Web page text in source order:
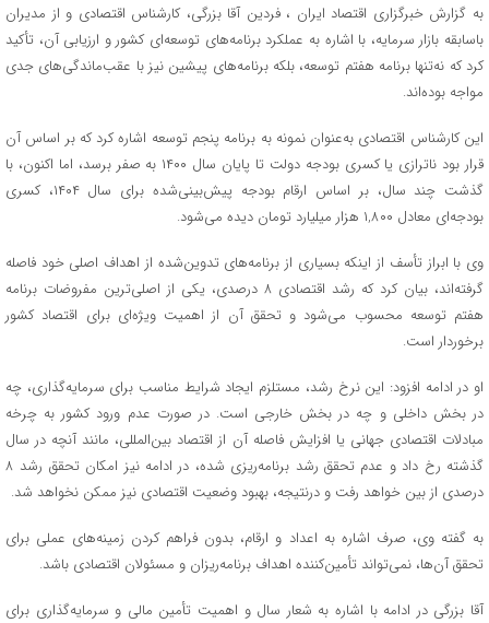
به گزارش خبرگزاری اقتصاد ایران ، فردین آقا بزرگی، کارشناس اقتصادی و از مدیران
باسابقه بازار سرمایه، با اشاره به عملکرد برنامه‌های توسعه‌ای کشور و ارزیابی آن، تأکید
کرد که نه‌تنها برنامه هفتم توسعه، بلکه برنامه‌های پیشین نیز با عقب‌ماندگی‌های جدی
مواجه بوده‌اند.
این کارشناس اقتصادی به‌عنوان نمونه به برنامه پنجم توسعه اشاره کرد که بر اساس آن
قرار بود ناترازی یا کسری بودجه دولت تا پایان سال ۱۴۰۰ به صفر برسد، اما اکنون، با
گذشت چند سال، بر اساس ارقام بودجه پیش‌بینی‌شده برای سال ۱۴۰۴، کسری
بودجه‌ای معادل ۱,۸۰۰ هزار میلیارد تومان دیده می‌شود.
وی با ابراز تأسف از اینکه بسیاری از برنامه‌های تدوین‌شده از اهداف اصلی خود فاصله
گرفته‌اند، بیان کرد که رشد اقتصادی ۸ درصدی، یکی از اصلی‌ترین مفروضات برنامه
هفتم توسعه محسوب می‌شود و تحقق آن از اهمیت ویژه‌ای برای اقتصاد کشور
برخوردار است.
او در ادامه افزود: این نرخ رشد، مستلزم ایجاد شرایط مناسب برای سرمایه‌گذاری، چه
در بخش داخلی و چه در بخش خارجی است. در صورت عدم ورود کشور به چرخه
مبادلات اقتصادی جهانی یا افزایش فاصله آن از اقتصاد بین‌المللی، مانند آنچه در سال
گذشته رخ داد و عدم تحقق رشد برنامه‌ریزی شده، در ادامه نیز امکان تحقق رشد ۸
درصدی از بین خواهد رفت و درنتیجه، بهبود وضعیت اقتصادی نیز ممکن نخواهد شد.
به گفته وی، صرف اشاره به اعداد و ارقام، بدون فراهم کردن زمینه‌های عملی برای
تحقق آن‌ها، نمی‌تواند تأمین‌کننده اهداف برنامه‌ریزان و مسئولان اقتصادی باشد.
آقا بزرگی در ادامه با اشاره به شعار سال و اهمیت تأمین مالی و سرمایه‌گذاری برای